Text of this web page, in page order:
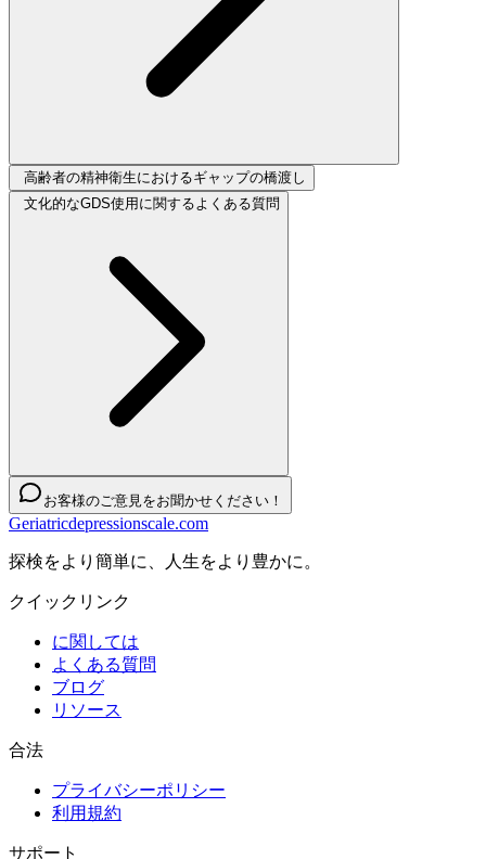
高齢者の精神衛生におけるギャップの橋渡し
文化的なGDS使用に関するよくある質問
お客様のご意見をお聞かせください！
Geriatricdepressionscale.com
探検をより簡単に、人生をより豊かに。
クイックリンク
に関しては
よくある質問
ブログ
リソース
合法
プライバシーポリシー
利用規約
サポート